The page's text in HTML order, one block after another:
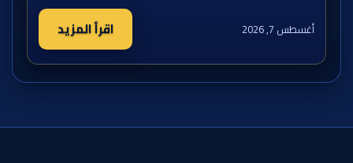
أغسطس 7, 2026 اقرأ المزيد